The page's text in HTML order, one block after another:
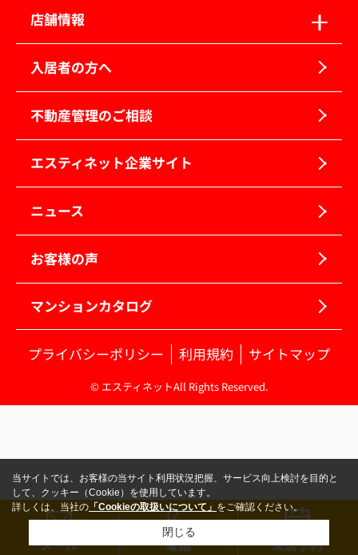
店舗情報
入居者の方へ
不動産管理のご相談
エスティネット企業サイト
ニュース
お客様の声
マンションカタログ
プライバシーポリシー 利用規約 サイトマップ
© エスティネットAll Rights Reserved.
メール 電話 来店予約
当サイトでは、お客様の当サイト利用状況把握、サービス向上検討を目的と
して、クッキー（Cookie）を使用しています。
詳しくは、当社の 「Cookieの取扱いについて」 をご確認ください。
閉じる